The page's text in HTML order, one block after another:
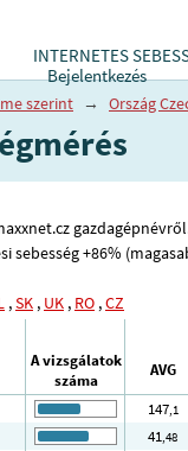
INTERNETES
Bejelentkezés
szerint → Ország
sebesség +86%
,SK , UK , RO ,CZ
A vizsgálatok
száma
AVG
147,1
41,48